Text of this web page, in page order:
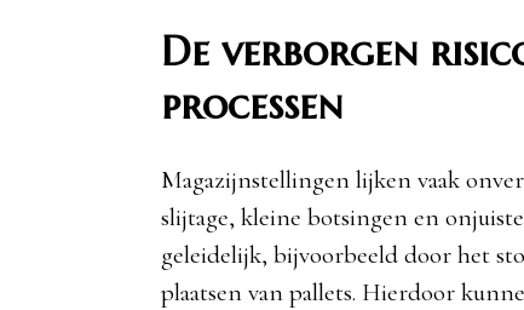
De verborgen
processen
Magazijnstellingen lijken vaak
slijtage, kleine botsingen en
geleidelijk, bijvoorbeeld door het
plaatsen van pallets. Hierdoor